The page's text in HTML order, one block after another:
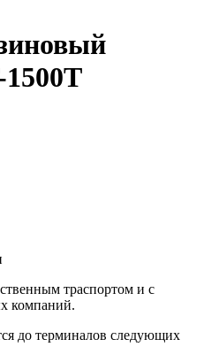
траспортом и с
компаний.
до терминалов следующих